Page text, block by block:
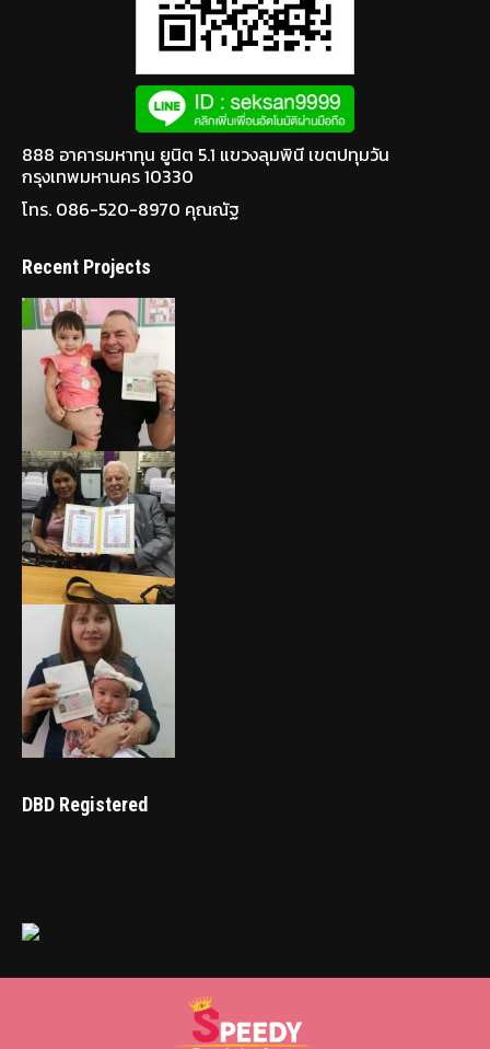
888 อาคารมหาทุน ยูนิต 5.1 แขวงลุมพินี เขตปทุมวัน
กรุงเทพมหานคร 10330
โทร. 086-520-8970 คุณณัฐ
Recent Projects
DBD Registered